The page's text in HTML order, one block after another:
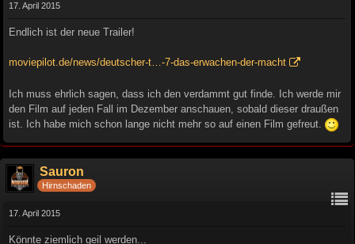
17. April 2015
Endlich ist der neue Trailer!
moviepilot.de/news/deutscher-t…-7-das-erwachen-der-macht
Ich muss ehrlich sagen, dass ich den verdammt gut finde. Ich werde mir
den Film auf jeden Fall im Dezember anschauen, sobald dieser draußen
ist. Ich habe mich schon lange nicht mehr so auf einen Film gefreut.
Sauron
Hirnschaden
17. April 2015
Könnte ziemlich geil werden...